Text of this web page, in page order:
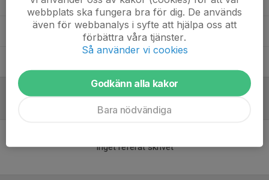
Lagkasseansvarig F2012/13
Elisabet BretiLedare/Lagkasseansvarig F2012/13
Inget referat skrivet
webbplats ska fungera bra för dig. De används
även för webbanalys i syfte att hjälpa oss att
förbättra våra tjänster.
Så använder vi cookies
Godkänn alla kakor
Bara nödvändiga